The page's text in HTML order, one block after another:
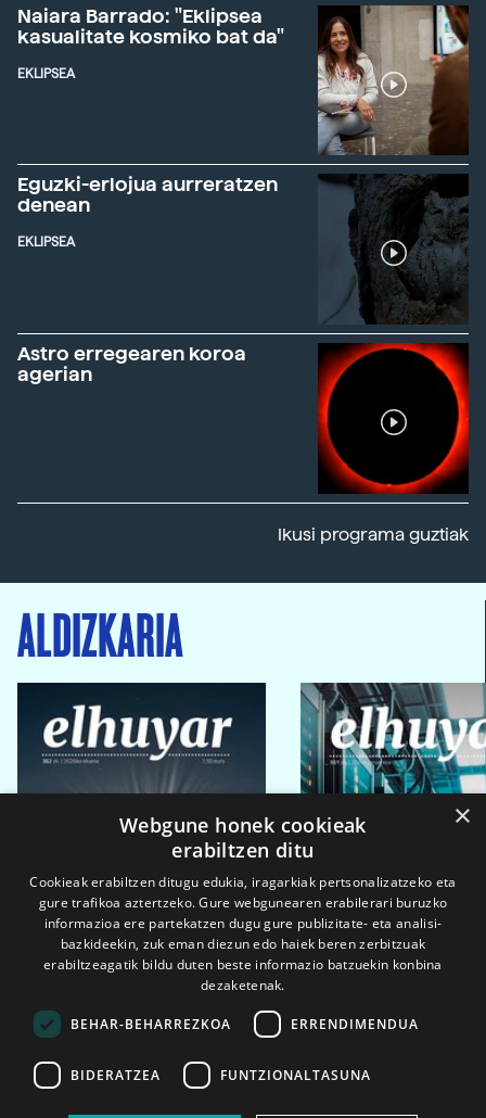
Naiara Barrado: "Eklipsea
kasualitate kosmiko bat da"
EKLIPSEA
Eguzki-erlojua aurreratzen
denean
EKLIPSEA
Astro erregearen koroa
agerian
Ikusi programa guztiak
ALDIZKARIA
2026ko eka. 1a 2026ko mar. 1a
×
Webgune honek cookieak
erabiltzen ditu
Cookieak erabiltzen ditugu edukia, iragarkiak pertsonalizatzeko eta
gure trafikoa aztertzeko. Gure webgunearen erabilerari buruzko
informazioa ere partekatzen dugu gure publizitate- eta analisi-
bazkideekin, zuk eman diezun edo haiek beren zerbitzuak
erabiltzeagatik bildu duten beste informazio batzuekin konbina
dezaketenak.
BEHAR-BEHARREZKOA ERRENDIMENDUA
BIDERATZEA FUNTZIONALTASUNA